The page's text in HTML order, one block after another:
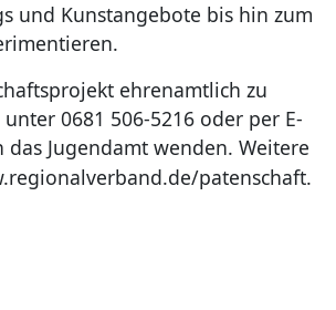
und Kunstangebote bis hin zum
ehrenamtlich zu
0681 506-5216 oder per E-
das Jugendamt wenden. Weitere
patenschaft.